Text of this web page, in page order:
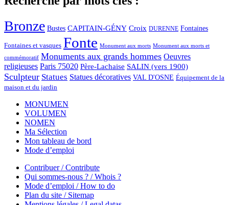
Bronze Bustes CAPITAIN-GÉNY Croix DURENNE Fontaines
Fontaines et vasques Fonte Monument aux morts Monument aux morts et
commémoratif Monuments aux grands hommes Oeuvres
religieuses Paris 75020 Père-Lachaise SALIN (vers 1900)
Sculpteur Statues Statues décoratives VAL D'OSNE Équipement de la
maison et du jardin
MONUMEN
VOLUMEN
NOMEN
Ma Sélection
Mon tableau de bord
Mode d’emploi
Contribuer / Contribute
Qui sommes-nous ? / Whois ?
Mode d’emploi / How to do
Plan du site / Sitemap